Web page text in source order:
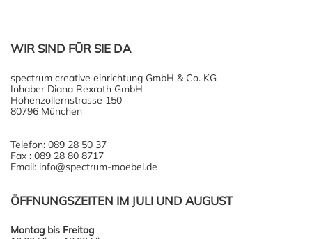
WIR SIND FÜR SIE DA
spectrum creative einrichtung GmbH & Co. KG
Inhaber Diana Rexroth GmbH
Hohenzollernstrasse 150
80796 München
Telefon: 089 28 50 37
Fax : 089 28 80 8717
Email: info@spectrum-moebel.de
ÖFFNUNGSZEITEN IM JULI UND AUGUST
Montag bis Freitag